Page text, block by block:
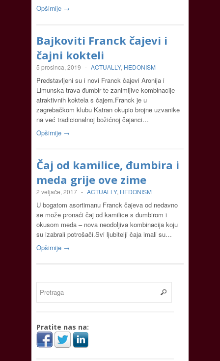
Opširnije →
Bajkoviti Franck čajevi i
čajni kokteli
5 prosinca, 2019 - ACTUALLY, HEDONISM
Predstavljeni su i novi Franck čajevi Aronija i
Limunska trava-đumbir te zanimljive kombinacije
atraktivnih koktela s čajem.Franck je u
zagrebačkom klubu Katran okupio brojne uzvanike
na već tradicionalnoj božićnoj čajanci…
Opširnije →
Čaj od kamilice, đumbira i
meda grije ove zime
2 veljače, 2017 - ACTUALLY, HEDONISM
U bogatom asortimanu Franck čajeva od nedavno
se može pronaći čaj od kamilice s đumbirom i
okusom meda – nova neodoljiva kombinacija koju
su izabrali potrošači.Svi ljubitelji čaja imali su…
Opširnije →
Pratite nas na: